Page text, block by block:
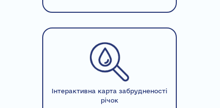
Інтерактивна карта забрудненості
річок